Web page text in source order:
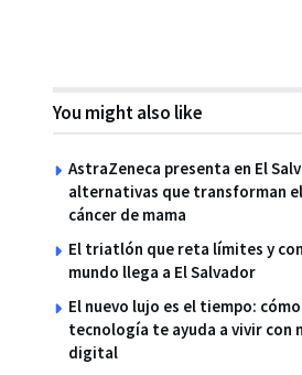
You might also like
AstraZeneca presenta en El
alternativas que transforman
cáncer de mama
El triatlón que reta límites y
mundo llega a El Salvador
El nuevo lujo es el tiempo:
tecnología te ayuda a vivir con
digital